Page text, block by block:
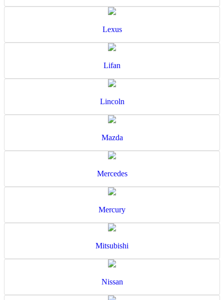
Lexus
Lifan
Lincoln
Mazda
Mercedes
Mercury
Mitsubishi
Nissan